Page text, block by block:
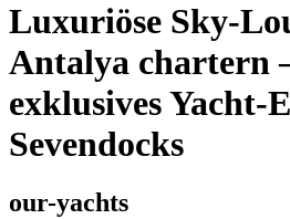
Luxuriöse Sky-
Antalya chartern
exklusives Yacht-
Sevendocks
our-yachts